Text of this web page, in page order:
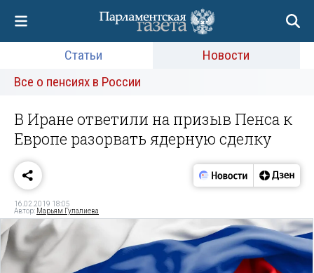
Статьи
Новости
Все о пенсиях в России
В Иране ответили на призыв Пенса к
Европе разорвать ядерную сделку
16.02.2019 18:05
Автор: Марьям Гулалиева